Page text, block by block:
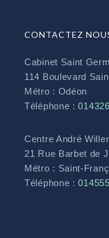
CONTACTEZ
Cabinet Saint
114 Boulevard
Métro : Odéon
Téléphone :
Centre André
21 Rue Barbet de
Métro : Saint-
Téléphone :